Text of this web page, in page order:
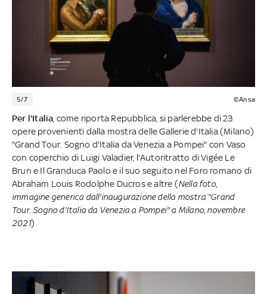
5/7 ©Ansa
Per l'Italia , come riporta Repubblica, si parlerebbe di 23
opere provenienti dalla mostra delle Gallerie d'Italia (Milano)
"Grand Tour. Sogno d'Italia da Venezia a Pompei" con Vaso
con coperchio di Luigi Valadier, l'Autoritratto di Vigée Le
Brun e Il Granduca Paolo e il suo seguito nel Foro romano di
Abraham Louis Rodolphe Ducros e altre (Nella foto,
immagine generica dall'inaugurazione della mostra "Grand
Tour. Sogno d'Italia da Venezia a Pompei" a Milano, novembre
2021)